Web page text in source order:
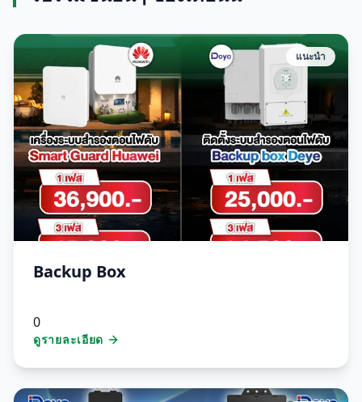
แนะนำ
Backup Box
0
ดูรายละเอียด